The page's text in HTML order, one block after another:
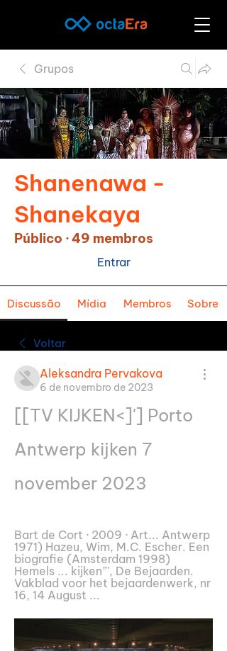
Grupos
Shanenawa -
Shanekaya
Público ·49 membros
Entrar
Discussão Mídia Membros Sobre
Voltar
Aleksandra Pervakova
6 de novembro de 2023
[[TV KIJKEN<]'] Porto
Antwerp kijken 7
november 2023
Bart de Cort · 2009 · ‎Art... Antwerp
1971) Hazeu, Wim, M.C. Escher. Een
biografie (Amsterdam 1998)
Hemels ... kijken”', De Bejaarden.
Vakblad voor het bejaardenwerk, nr
16, 14 August ...